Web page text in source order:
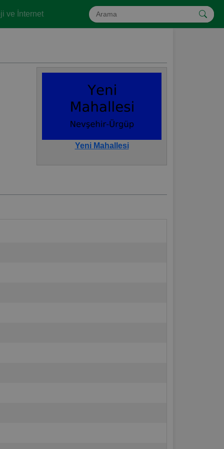
ve İnternet
Yeni Mahallesi